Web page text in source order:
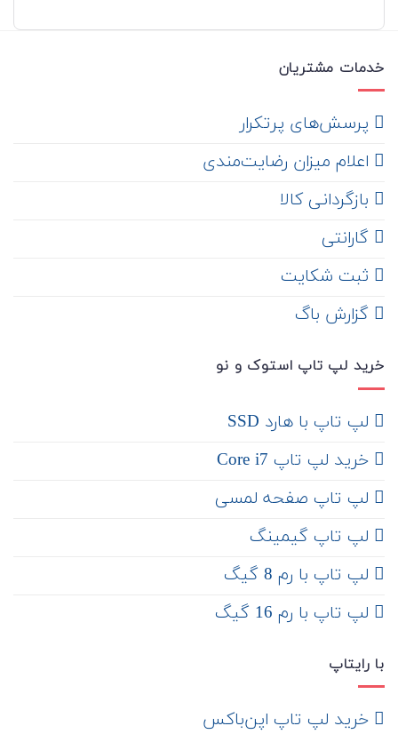
خدمات مشتریان
‌ پرسش‌های پرتکرار
اعلام میزان رضایت‌مندی
‌ بازگردانی کالا
گارانتی
ثبت شکایت
‌ گزارش باگ
خرید لپ تاپ استوک و نو
لپ تاپ با هارد SSD
خرید لپ تاپ Core i7
لپ تاپ صفحه لمسی
لپ تاپ گیمینگ
لپ تاپ با رم 8 گیگ
لپ تاپ با رم 16 گیگ
با رایتاپ
‌ خرید لپ تاپ اپن‌باکس